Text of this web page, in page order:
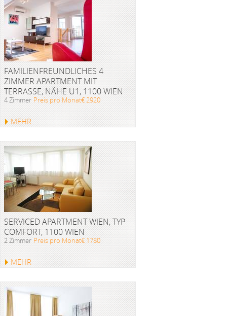
FAMILIENFREUNDLICHES 4
ZIMMER APARTMENT MIT
TERRASSE, NÄHE U1, 1100 WIEN
4 Zimmer Preis pro Monat€ 2920
MEHR
SERVICED APARTMENT WIEN, TYP
COMFORT, 1100 WIEN
2 Zimmer Preis pro Monat€ 1780
MEHR